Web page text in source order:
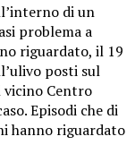
di un
problema a
riguardato, il 19
posti sul
vicino Centro
Episodi che di
hanno riguardato